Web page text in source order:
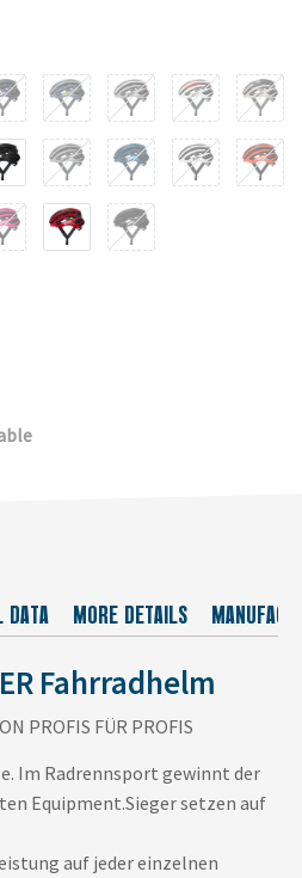
DATA MORE DETAILS
Fahrradhelm
PROFIS FÜR PROFIS
Im Radrennsport gewinnt der
Equipment.Sieger setzen auf
auf jeder einzelnen